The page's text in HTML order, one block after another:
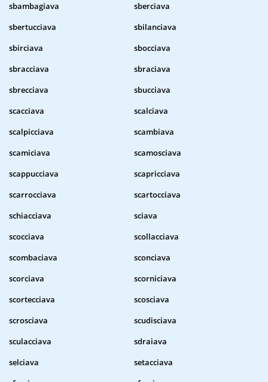
sbambagiava
sberciava
sbertucciava
sbilanciava
sbirciava
sbocciava
sbracciava
sbraciava
sbrecciava
sbucciava
scacciava
scalciava
scalpicciava
scambiava
scamiciava
scamosciava
scappucciava
scapricciava
scarrocciava
scartocciava
schiacciava
sciava
scocciava
scollacciava
scombaciava
sconciava
scorciava
scorniciava
scortecciava
scosciava
scrosciava
scudisciava
sculacciava
sdraiava
selciava
setacciava